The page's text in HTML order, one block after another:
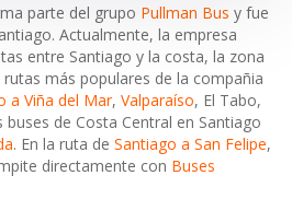
parte del grupo Pullman Bus y fue
Actualmente, la empresa
entre Santiago y la costa, la zona
más populares de la compañia
a Viña del Mar, Valparaíso, El Tabo,
buses de Costa Central en Santiago
. En la ruta de Santiago a San Felipe,
directamente con Buses